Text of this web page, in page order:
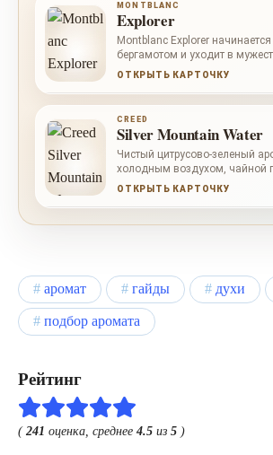
MONTBLANC
Explorer
Montblanc Explorer
бергамотом и уходит в
розовый перец, шалфей,
ОТКРЫТЬ КАРТОЧКУ
CREED
Silver Mountain Water
Чистый цитрусово-зеленый
холодным воздухом, чайной
сухим мускусным следом.
ОТКРЫТЬ КАРТОЧКУ
аромат гайды духи
подбор аромата
Рейтинг
(241 оценка, среднее 4.5 из 5 )